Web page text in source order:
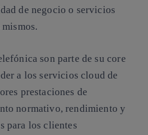
de negocio o servicios
son parte de su core
a los servicios cloud de
prestaciones de
normativo, rendimiento y
para los clientes